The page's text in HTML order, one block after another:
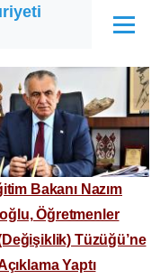
Menü
Bakanı Nazım
Öğretmenler
Tüzüğü’ne
Yaptı